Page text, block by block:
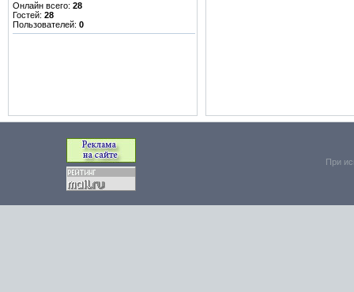
Онлайн всего: 28
Гостей: 28
Пользователей: 0
При